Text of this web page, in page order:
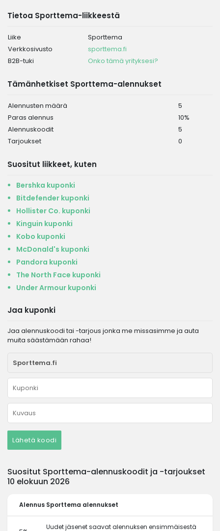
Tietoa Sporttema-liikkeestä
Liike
Sporttema
Verkkosivusto
sporttema.fi
B2B-tuki
Onko tämä yrityksesi?
Tämänhetkiset Sporttema-alennukset
Alennusten määrä
5
Paras alennus
10%
Alennuskoodit
5
Tarjoukset
0
Suositut liikkeet, kuten
Bershka kuponki
Bitdefender kuponki
Hollister Co. kuponki
Kinguin kuponki
Kobo kuponki
McDonald's kuponki
Pandora kuponki
The North Face kuponki
Under Armour kuponki
Jaa kuponki
Jaa alennuskoodi tai -tarjous jonka me missasimme ja auta
muita säästämään rahaa!
Lähetä koodi
Suositut Sporttema-alennuskoodit ja -tarjoukset
10 elokuun 2026
Alennus Sporttema alennukset
Uudet jäsenet saavat alennuksen ensimmäisestä